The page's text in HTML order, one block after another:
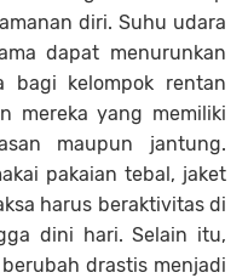
diri. Suhu udara
dapat menurunkan
bagi kelompok rentan
mereka yang memiliki
maupun jantung.
pakaian tebal, jaket
harus beraktivitas di
dini hari. Selain itu,
drastis menjadi